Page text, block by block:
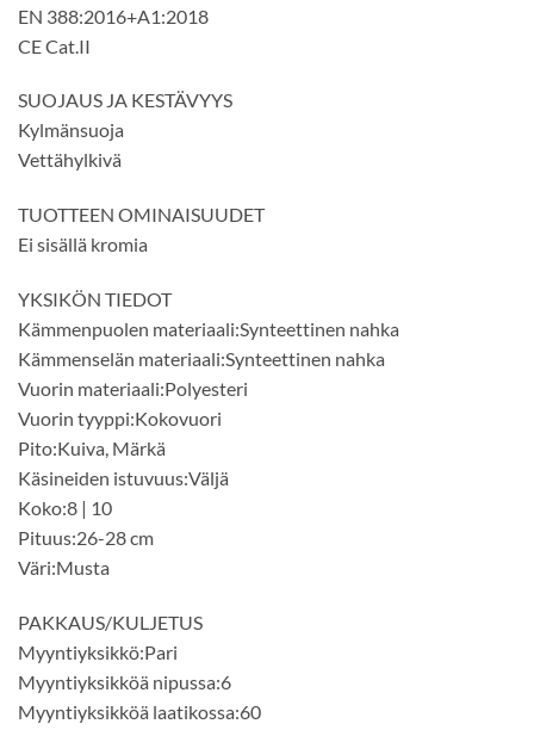
EN 388:2016+A1:2018
CE Cat.II
SUOJAUS JA KESTÄVYYS
Kylmänsuoja
Vettähylkivä
TUOTTEEN OMINAISUUDET
Ei sisällä kromia
YKSIKÖN TIEDOT
Kämmenpuolen materiaali:Synteettinen nahka
Kämmenselän materiaali:Synteettinen nahka
Vuorin materiaali:Polyesteri
Vuorin tyyppi:Kokovuori
Pito:Kuiva, Märkä
Käsineiden istuvuus:Väljä
Koko:8 | 10
Pituus:26-28 cm
Väri:Musta
PAKKAUS/KULJETUS
Myyntiyksikkö:Pari
Myyntiyksikköä nipussa:6
Myyntiyksikköä laatikossa:60